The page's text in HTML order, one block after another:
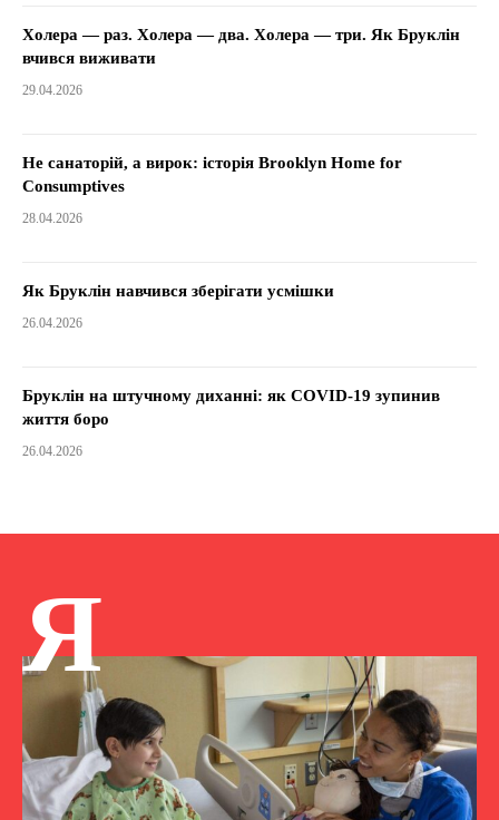
Холера — раз. Холера — два. Холера — три. Як Бруклін
вчився виживати
29.04.2026
Не санаторій, а вирок: історія Brooklyn Home for
Consumptives
28.04.2026
Як Бруклін навчився зберігати усмішки
26.04.2026
Бруклін на штучному диханні: як COVID-19 зупинив
життя боро
26.04.2026
Я